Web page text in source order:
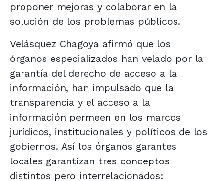
proponer mejoras y colaborar en la
solución de los problemas públicos.
Velásquez Chagoya afirmó que los
órganos especializados han velado por la
garantía del derecho de acceso a la
información, han impulsado que la
transparencia y el acceso a la
información permeen en los marcos
jurídicos, institucionales y políticos de los
gobiernos. Así los órganos garantes
locales garantizan tres conceptos
distintos pero interrelacionados: